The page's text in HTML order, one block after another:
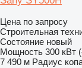
Цена по запросу
Строительная
Состояние новый
Мощность 300 кВт
7 490 м Радиус